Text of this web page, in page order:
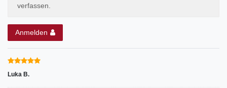
verfassen.
Anmelden
Luka B.